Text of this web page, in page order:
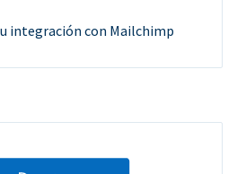
integración con Mailchimp